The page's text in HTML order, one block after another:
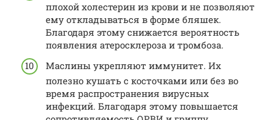
плохой холестерин из крови и не позволяют
ему откладываться в форме бляшек.
Благодаря этому снижается вероятность
появления атеросклероза и тромбоза.
Маслины укрепляют иммунитет. Их
полезно кушать с косточками или без во
время распространения вирусных
инфекций. Благодаря этому повышается